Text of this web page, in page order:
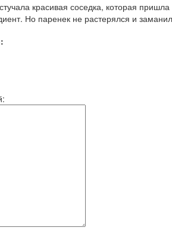
красивая соседка, которая
Но паренек не растерялся и